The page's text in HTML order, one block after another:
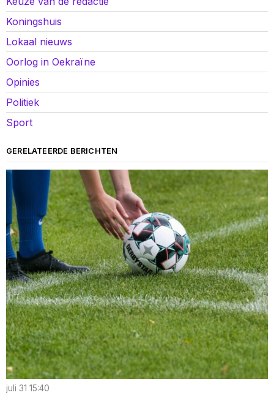
Koningshuis
Lokaal nieuws
Oorlog in Oekraïne
Opinies
Politiek
Sport
GERELATEERDE BERICHTEN
juli 31 15:40